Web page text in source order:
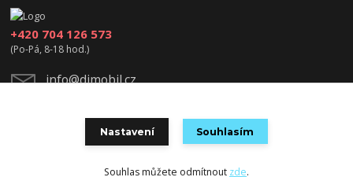
+420 704 126 573
(Po-Pá, 8-18 hod.)
info@djmobil.cz
Nastavení Souhlasím
Souhlas můžete odmítnout zde.